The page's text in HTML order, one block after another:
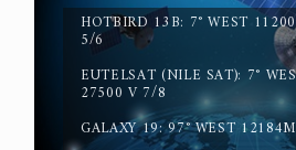
HOTBIRD 13B: 7° WEST
5/6
EUTELSAT (NILE SAT): 7°
27500 V 7/8
GALAXY 19: 97° WEST